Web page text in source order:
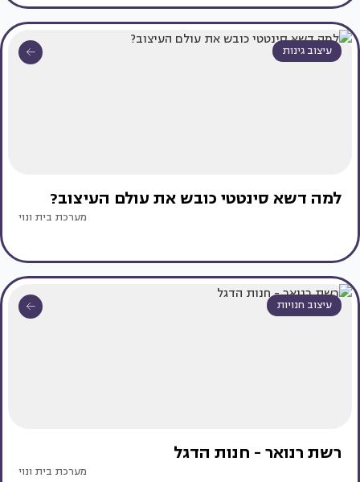
עיצוב גינות
למה דשא סינטטי כובש את עולם העיצוב?
מערכת בית ונוי
עיצוב חנויות
רשת רנואר - חנות הדגל
מערכת בית ונוי